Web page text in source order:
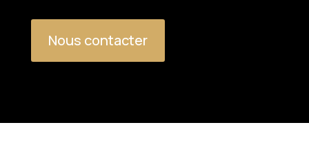
Nous contacter